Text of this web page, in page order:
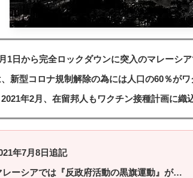
1日から完全ロックダウンに突入のマレーシ
新型コロナ規制解除の為には人口の60％がワ
年2月、在留邦人もワクチン接種計画に織
年7月8日追記
レーシアでは『反政府活動の黒旗運動』が…